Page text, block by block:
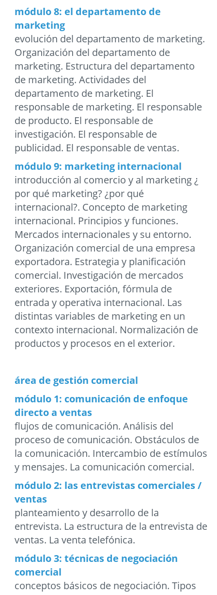
módulo 8: el departamento de
marketing
evolución del departamento de marketing.
Organización del departamento de
marketing. Estructura del departamento
de marketing. Actividades del
departamento de marketing. El
responsable de marketing. El responsable
de producto. El responsable de
investigación. El responsable de
publicidad. El responsable de ventas.
módulo 9: marketing internacional
introducción al comercio y al marketing ¿
por qué marketing? ¿por qué
internacional?. Concepto de marketing
internacional. Principios y funciones.
Mercados internacionales y su entorno.
Organización comercial de una empresa
exportadora. Estrategia y planificación
comercial. Investigación de mercados
exteriores. Exportación, fórmula de
entrada y operativa internacional. Las
distintas variables de marketing en un
contexto internacional. Normalización de
productos y procesos en el exterior.
área de gestión comercial
módulo 1: comunicación de enfoque
directo a ventas
flujos de comunicación. Análisis del
proceso de comunicación. Obstáculos de
la comunicación. Intercambio de estímulos
y mensajes. La comunicación comercial.
módulo 2: las entrevistas comerciales /
ventas
planteamiento y desarrollo de la
entrevista. La estructura de la entrevista de
ventas. La venta telefónica.
módulo 3: técnicas de negociación
comercial
conceptos básicos de negociación. Tipos